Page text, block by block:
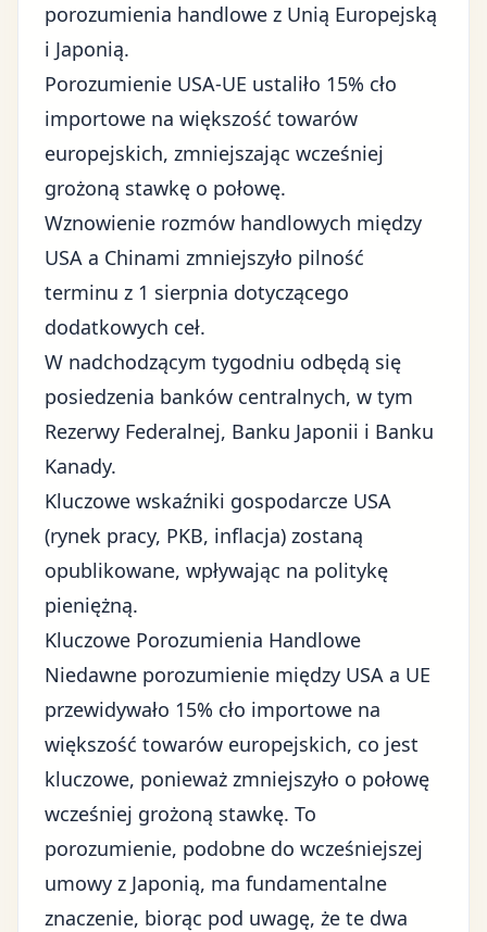
porozumienia handlowe z Unią Europejską
i Japonią.
Porozumienie USA-UE ustaliło 15% cło
importowe na większość towarów
europejskich, zmniejszając wcześniej
grożoną stawkę o połowę.
Wznowienie rozmów handlowych między
USA a Chinami zmniejszyło pilność
terminu z 1 sierpnia dotyczącego
dodatkowych ceł.
W nadchodzącym tygodniu odbędą się
posiedzenia banków centralnych, w tym
Rezerwy Federalnej, Banku Japonii i Banku
Kanady.
Kluczowe wskaźniki gospodarcze USA
(rynek pracy, PKB, inflacja) zostaną
opublikowane, wpływając na politykę
pieniężną.
Kluczowe Porozumienia Handlowe
Niedawne porozumienie między USA a UE
przewidywało 15% cło importowe na
większość towarów europejskich, co jest
kluczowe, ponieważ zmniejszyło o połowę
wcześniej grożoną stawkę. To
porozumienie, podobne do wcześniejszej
umowy z Japonią, ma fundamentalne
znaczenie, biorąc pod uwagę, że te dwa